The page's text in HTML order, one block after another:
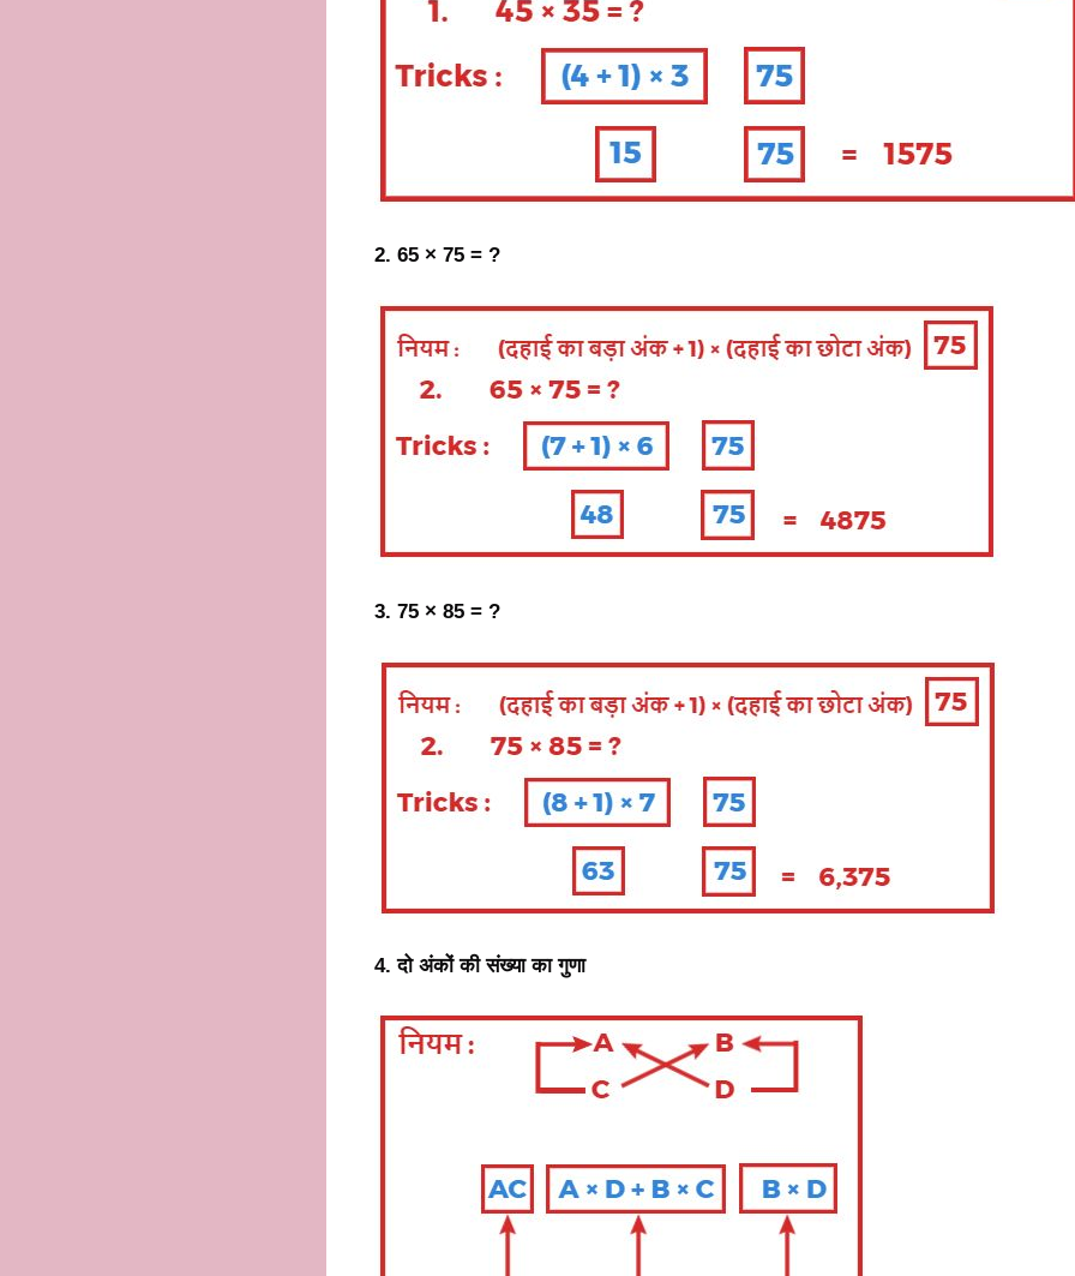
2. 65 × 75 = ?
3. 75 × 85 = ?
4. दो अंकों की संख्या का गुणा